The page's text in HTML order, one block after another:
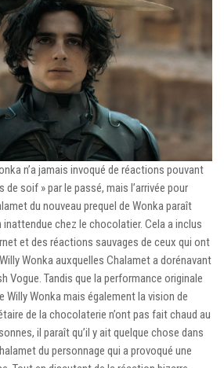
n’a jamais invoqué de réactions pouvant
soif » par le passé, mais l’arrivée pour
du nouveau prequel de Wonka paraît
chez le chocolatier. Cela a inclus
et des réactions sauvages de ceux qui ont
Wonka auxquelles Chalamet a dorénavant
Vogue. Tandis que la performance originale
Willy Wonka mais également la vision de
de la chocolaterie n’ont pas fait chaud au
il paraît qu’il y ait quelque chose dans
du personnage qui a provoqué une